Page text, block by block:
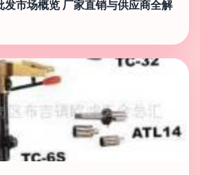
发市场概览 厂家直销与供应商全解